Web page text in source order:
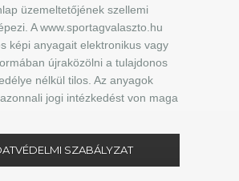
üzemeltetőjének szellemi
A www.sportagvalaszto.hu
képi anyagait elektronikus vagy
újraközölni a tulajdonos
nélkül tilos. Az anyagok
jogi intézkedést von maga
SZABÁLYZAT